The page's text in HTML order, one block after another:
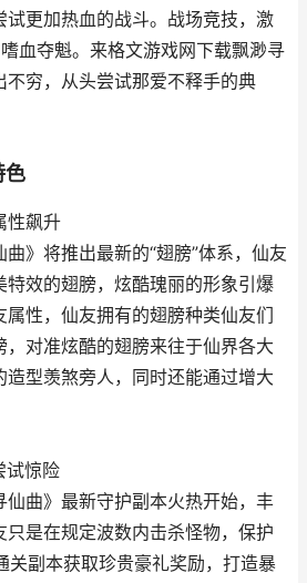
试更加热血的战斗。战场竞技，激
血夺魁。来格文游戏网下载飘渺寻
不穷，从头尝试那爱不释手的典
色
性飙升
》将推出最新的“翅膀”体系，仙友
特效的翅膀，炫酷瑰丽的形象引爆
属性，仙友拥有的翅膀种类仙友们
对准炫酷的翅膀来往于仙界各大
型羡煞旁人，同时还能通过增大
试惊险
仙曲》最新守护副本火热开始，丰
只是在规定波数内击杀怪物，保护
关副本获取珍贵豪礼奖励，打造暴